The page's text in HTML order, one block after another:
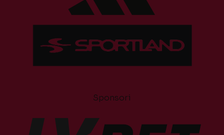
Sponsori